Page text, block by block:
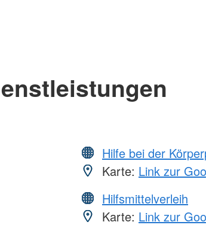
Hilfe bei der
Karte: Link zur
Hilfsmittelverleih
Karte: Link zur